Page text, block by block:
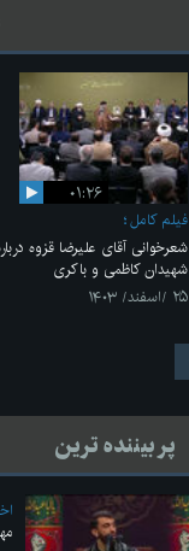
۰۱:۲۶
فیلم کامل
شعرخوانی آقای علیرضا قزوه
شهیدان کاظمی و باکری
۲۵ /اسفند/ ۱۴۰۳
پر بیننده ترین